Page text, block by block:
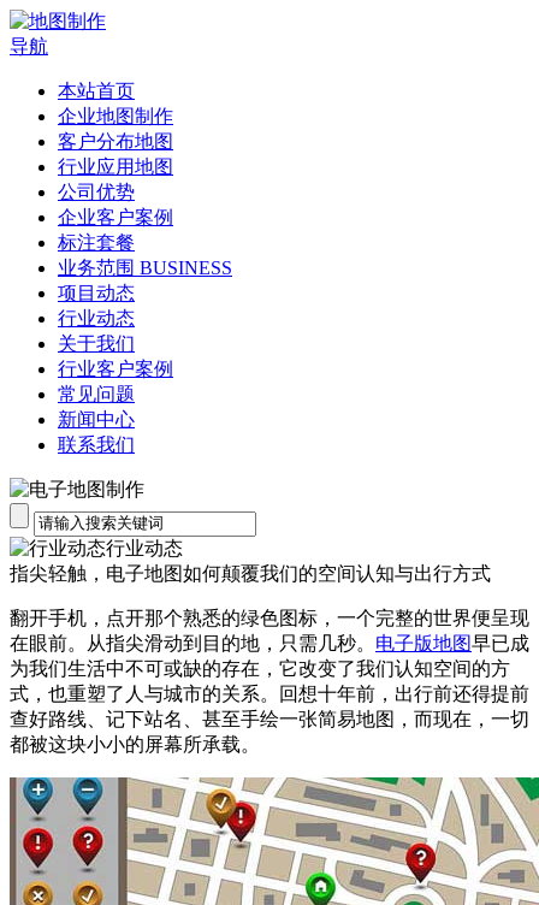
导航
本站首页
企业地图制作
客户分布地图
行业应用地图
公司优势
企业客户案例
标注套餐
业务范围 BUSINESS
项目动态
行业动态
关于我们
行业客户案例
常见问题
新闻中心
联系我们
行业动态
指尖轻触，电子地图如何颠覆我们的空间认知与出行方式
翻开手机，点开那个熟悉的绿色图标，一个完整的世界便呈现
在眼前。从指尖滑动到目的地，只需几秒。 电子版地图早已成
为我们生活中不可或缺的存在，它改变了我们认知空间的方
式，也重塑了人与城市的关系。回想十年前，出行前还得提前
查好路线、记下站名、甚至手绘一张简易地图，而现在，一切
都被这块小小的屏幕所承载。